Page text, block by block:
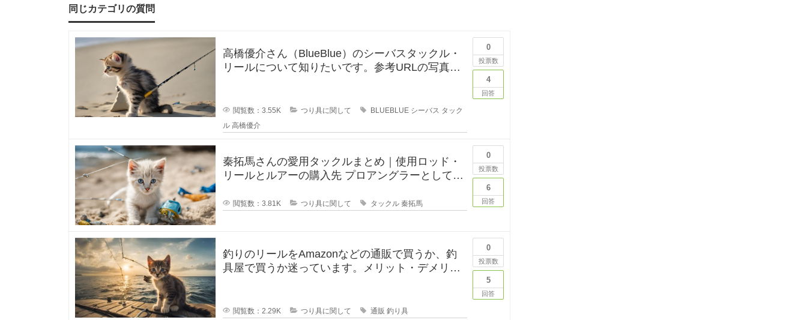
ジ
ナ
フ
ー
テ
ィ
ン
グ
を
な
場
面
で
は
気
て
い
ま
同じカテゴリの質問
高橋優介さん（BlueBlue）のシーバスタックル・
リールについて知りたいです。参考URLの写真の
閲覧数：3.55K つり具に関して BLUEBLUE シーバス タック
ル 高橋優介
0
投票数
4
回答
秦拓馬さんの愛用タックルまとめ｜使用ロッド・
リールとルアーの購入先 プロアングラーとして、
閲覧数：3.81K つり具に関して タックル 秦拓馬
0
投票数
6
回答
釣りのリールをAmazonなどの通販で買うか、釣
具屋で買うか迷っています。メリット・デメリッ
閲覧数：2.29K つり具に関して 通販 釣り具
0
投票数
5
回答